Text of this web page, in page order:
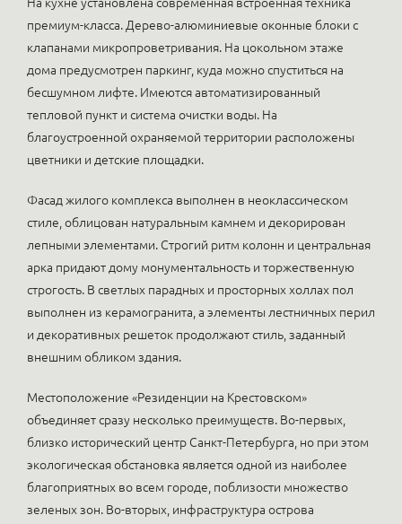
премиум-класса. Дерево-алюминиевые оконные блоки с
клапанами микропроветривания. На цокольном этаже
дома предусмотрен паркинг, куда можно спуститься на
бесшумном лифте. Имеются автоматизированный
тепловой пункт и система очистки воды. На
благоустроенной охраняемой территории расположены
цветники и детские площадки.
Фасад жилого комплекса выполнен в неоклассическом
стиле, облицован натуральным камнем и декорирован
лепными элементами. Строгий ритм колонн и центральная
арка придают дому монументальность и торжественную
строгость. В светлых парадных и просторных холлах пол
выполнен из керамогранита, а элементы лестничных перил
и декоративных решеток продолжают стиль, заданный
внешним обликом здания.
Местоположение «Резиденции на Крестовском»
объединяет сразу несколько преимуществ. Во-первых,
близко исторический центр Санкт-Петербурга, но при этом
экологическая обстановка является одной из наиболее
благоприятных во всем городе, поблизости множество
зеленых зон. Во-вторых, инфраструктура острова